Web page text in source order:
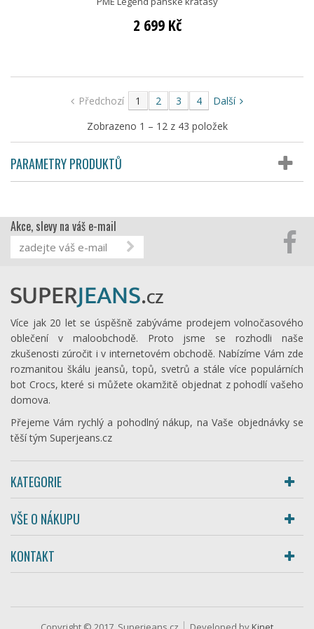
2 699 Kč
Předchozí 1 2 3 4
Další
Zobrazeno 1 – 12 z 43 položek
PARAMETRY PRODUKTŮ
Akce, slevy na váš e-mail
Více jak 20 let se úspěšně zabýváme prodejem volnočasového
oblečení v maloobchodě. Proto jsme se rozhodli naše
zkušenosti zúročit i v internetovém obchodě. Nabízíme Vám zde
rozmanitou škálu jeansů, topů, svetrů a stále více populárních
bot Crocs, které si můžete okamžitě objednat z pohodlí vašeho
domova.
Přejeme Vám rychlý a pohodlný nákup, na Vaše objednávky se
těší tým Superjeans.cz
KATEGORIE
VŠE O NÁKUPU
KONTAKT